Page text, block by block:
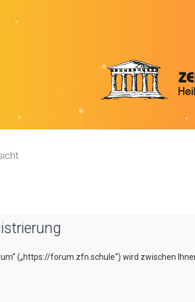
(„https://forum.zfn.schule“) wird zwischen